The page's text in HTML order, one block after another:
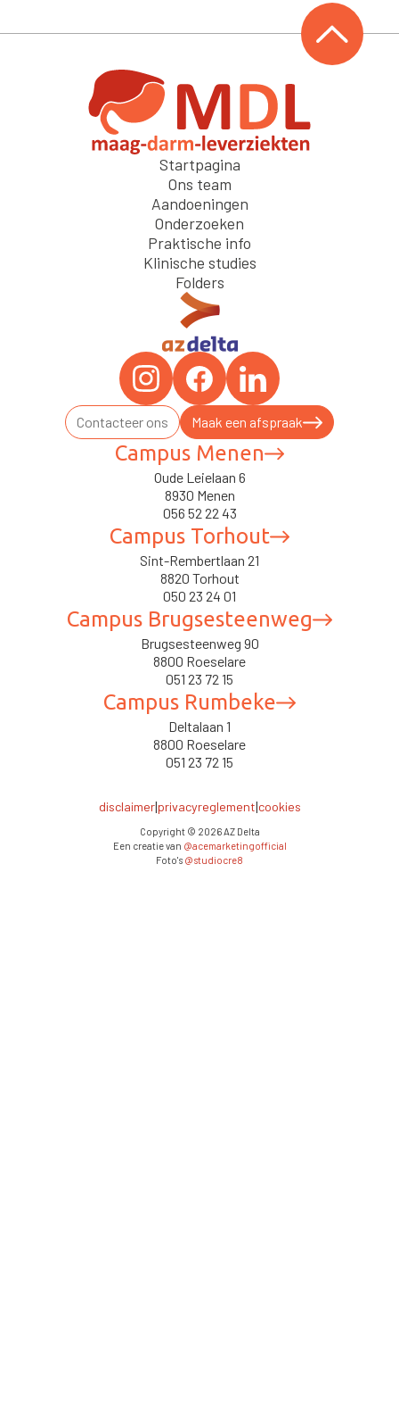
Startpagina
Ons team
Aandoeningen
Onderzoeken
Praktische info
Klinische studies
Folders
Campus Rumbeke
Deltalaan 1
8800 Roeselare
051 23 72 15
Campus Brugsesteenweg
Brugsesteenweg 90
8800 Roeselare
051 23 72 15
Campus Torhout
Sint-Rembertlaan 21
8820 Torhout
050 23 24 01
Campus Menen
Oude Leielaan 6
8930 Menen
056 52 22 43
Maak een afspraak
Contacteer ons
disclaimer|privacyreglement|cookies
Copyright © 2026AZ Delta
Een creatie van @acemarketingofficial
Foto's@studiocre8